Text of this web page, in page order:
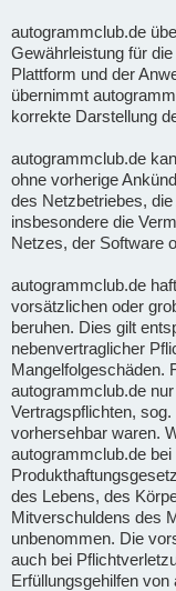
autogrammclub.de
Gewährleistung für
Plattform und der
übernimmt
korrekte Darstellung
autogrammclub.de
ohne vorherige
des Netzbetriebes,
insbesondere die
Netzes, der Software
autogrammclub.de
vorsätzlichen oder
beruhen. Dies gilt
nebenvertraglicher
Mangelfolgeschäden.
autogrammclub.de
Vertragspflichten,
vorhersehbar waren.
autogrammclub.de
des Lebens, des
Mitverschuldens des
unbenommen. Die
auch bei
Erfüllungsgehilfen